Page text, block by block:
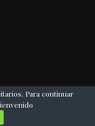
Para continuar